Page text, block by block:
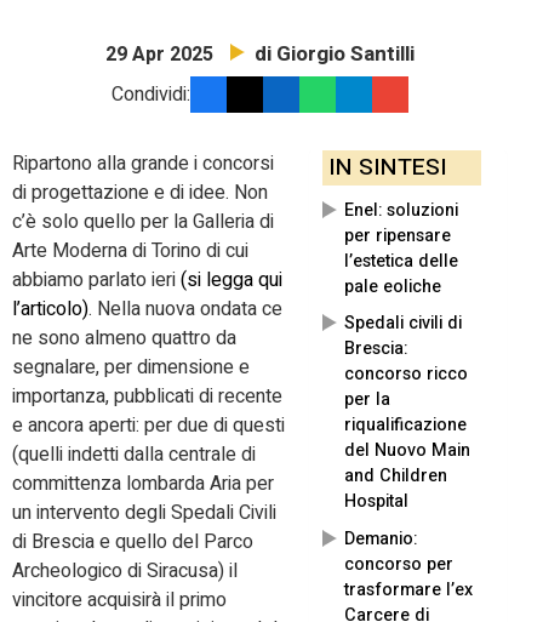
29 Apr 2025 di Giorgio Santilli
Condividi:
IN SINTESI
Enel: soluzioni
per ripensare
l’estetica delle
pale eoliche
Spedali civili di
Brescia:
concorso ricco
per la
riqualificazione
del Nuovo Main
and Children
Hospital
Demanio:
concorso per
trasformare l’ex
Carcere di
Ripartono alla grande i concorsi
di progettazione e di idee. Non
c’è solo quello per la Galleria di
Arte Moderna di Torino di cui
abbiamo parlato ieri(si legga qui
l’articolo). Nella nuova ondata ce
ne sono almeno quattro da
segnalare, per dimensione e
importanza, pubblicati di recente
e ancora aperti: per due di questi
(quelli indetti dalla centrale di
committenza lombarda Aria per
un intervento degli Spedali Civili
di Brescia e quello del Parco
Archeologico di Siracusa) il
vincitore acquisirà il primo